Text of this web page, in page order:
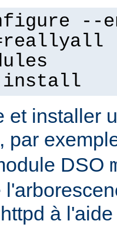
--
install
et installer
, par
DSO
à